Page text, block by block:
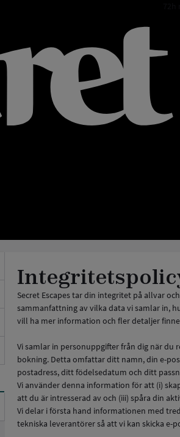
Secret Escapes tar din integritet på allvar
sammanfattning av vilka data vi samlar in,
vill ha mer information och fler detaljer
Vi samlar in personuppgifter från dig när du
bokning. Detta omfattar ditt namn, din e-
postadress, ditt födelsedatum och ditt
Vi använder denna information för att (i)
att du är intresserad av och (iii) spåra din
Vi delar i första hand informationen med
tekniska leverantörer så att vi kan skicka e-